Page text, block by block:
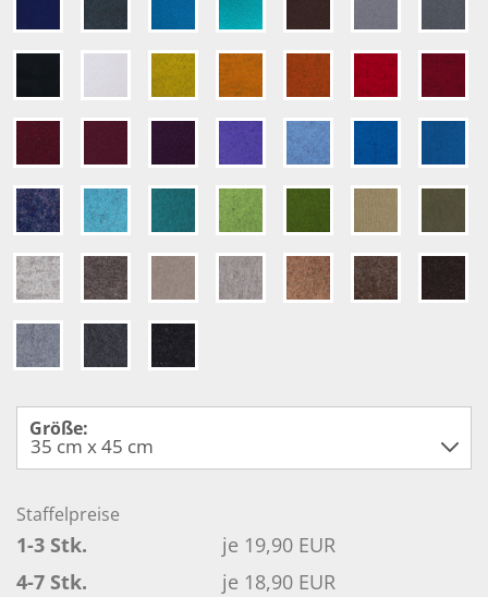
Größe:
Staffelpreise
1-3 Stk.
je 19,90 EUR
4-7 Stk.
je 18,90 EUR